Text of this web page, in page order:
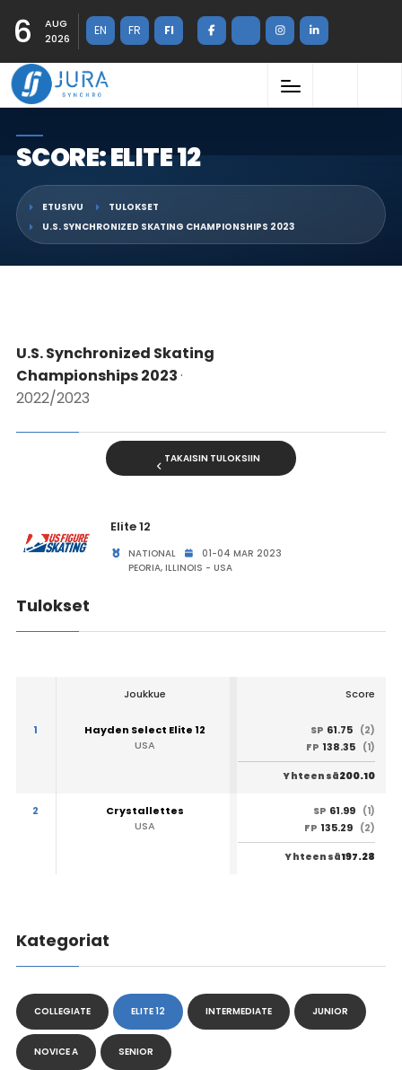
6
AUG
2026
EN FR FI
SCORE: ELITE 12
ETUSIVU
TULOKSET
U.S. SYNCHRONIZED SKATING CHAMPIONSHIPS 2023
U.S. Synchronized Skating
Championships 2023·
2022/2023
TAKAISIN TULOKSIIN
Elite 12
NATIONAL
01-04 MAR 2023
PEORIA, ILLINOIS - USA
Tulokset
Joukkue Score
1
Hayden Select Elite 12
USA
SP 61.75 (2)
FP 138.35 (1)
Yhteensä200.10
2
Crystallettes
USA
SP 61.99 (1)
FP 135.29 (2)
Yhteensä197.28
Kategoriat
COLLEGIATE ELITE 12 INTERMEDIATE JUNIOR
NOVICE A SENIOR